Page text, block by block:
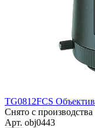
TG0812FCS Объектив
Снято с производства
Арт. obj0443